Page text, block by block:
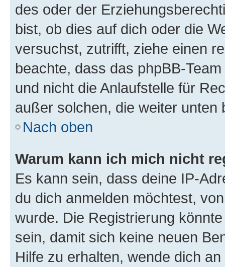
des oder der
bist, ob dies auf dich oder die
versuchst, zutrifft, ziehe einen
beachte, dass das phpBB-
und nicht die Anlaufstelle für
außer solchen, die weiter unten
Nach oben
Warum kann ich mich nicht
Es kann sein, dass deine IP-
du dich anmelden möchtest,
wurde. Die Registrierung
sein, damit sich keine neuen
Hilfe zu erhalten, wende dich